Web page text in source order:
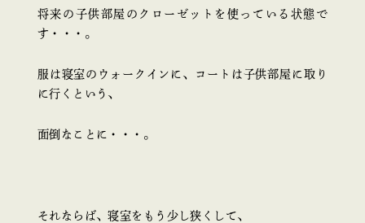
将来の子供部屋のクローゼットを使っている状態で
す・・・。
服は寝室のウォークインに、コートは子供部屋に取り
に行くという、
面倒なことに・・・。
それならば、寝室をもう少し狭くして、